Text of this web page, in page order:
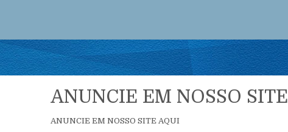
ANUNCIE EM NOSSO SITE
ANUNCIE EM NOSSO SITE AQUI